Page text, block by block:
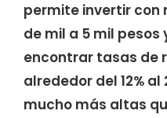
permite invertir con
de mil a 5 mil pesos
encontrar tasas de
alrededor del 12%
mucho más altas